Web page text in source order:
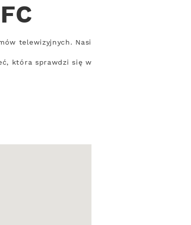
telewizyjnych. Nasi
która sprawdzi się w